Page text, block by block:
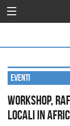
Eventi
Workshop,
locali in